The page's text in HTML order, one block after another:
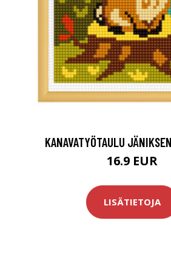
KANAVATYÖTAULU
16.9 EUR
LISÄTIETOJA